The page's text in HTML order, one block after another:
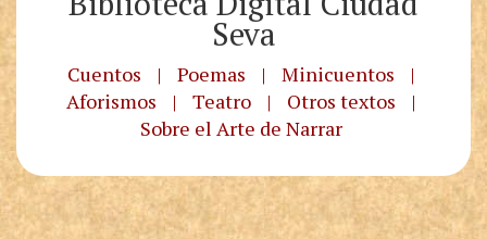
Seva
Cuentos | Poemas | Minicuentos
|
Aforismos
| Teatro | Otros textos
|
Sobre el Arte de Narrar